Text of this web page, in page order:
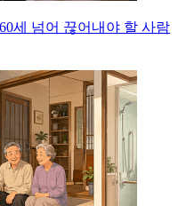
세 넘어 끊어내야 할 사람